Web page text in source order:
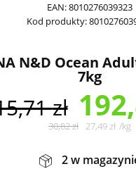
EAN:8010276039323
Kod produkty:
N&D Ocean
7kg
zł
30,82zł 27,49zł /kg
2 w